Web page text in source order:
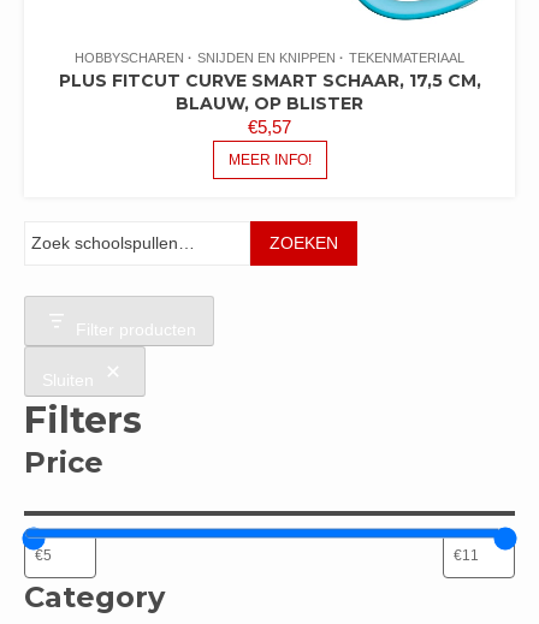
HOBBYSCHAREN SNIJDEN EN KNIPPEN TEKENMATERIAAL
PLUS FITCUT CURVE SMART SCHAAR, 17,5 CM,
BLAUW, OP BLISTER
€5,57
MEER INFO!
ZOEKEN
Filter producten
Sluiten
Filters
Price
Category